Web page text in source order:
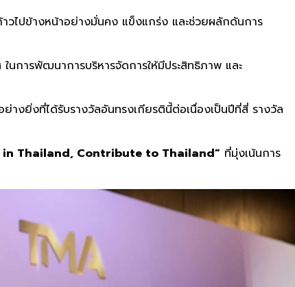
วไปข้างหน้าอย่างมั่นคง แข็งแกร่ง และช่วยผลักดันการ
นการพัฒนาการบริหารจัดการให้มีประสิทธิภาพ และ
ย่างยิ่งที่ได้รับรางวัลอันทรงเกียรตินี้ต่อเนื่องเป็นปีที่สี่ รางวัล
in Thailand, Contribute to Thailand” ที่มุ่งเน้นการ